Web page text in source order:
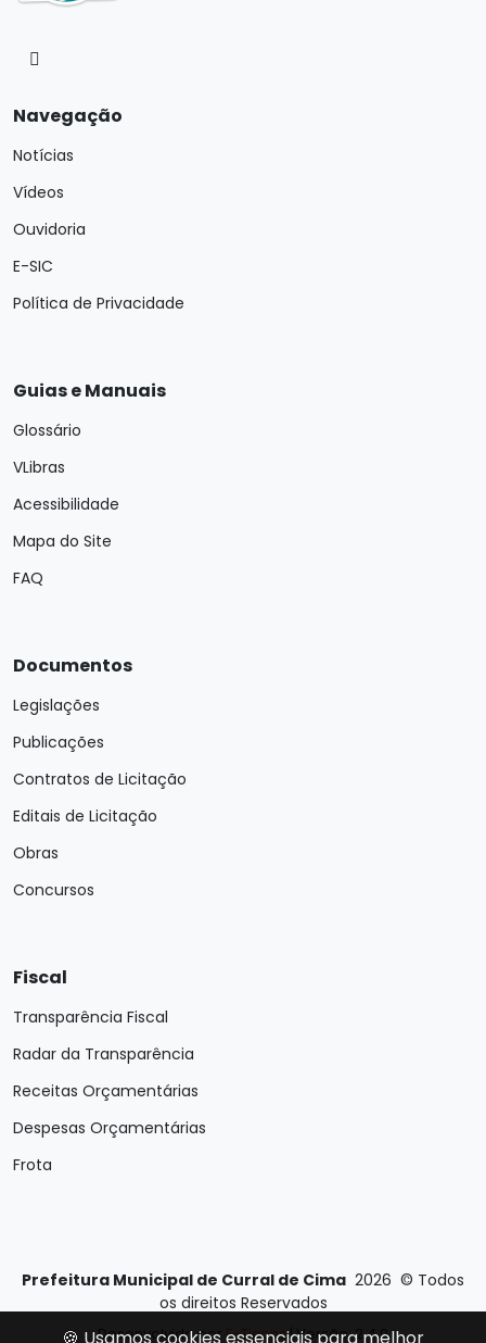
Navegação
Notícias
Vídeos
Ouvidoria
E-SIC
Política de Privacidade
Guias e Manuais
Glossário
VLibras
Acessibilidade
Mapa do Site
FAQ
Documentos
Legislações
Publicações
Contratos de Licitação
Editais de Licitação
Obras
Concursos
Fiscal
Transparência Fiscal
Radar da Transparência
Receitas Orçamentárias
Despesas Orçamentárias
Frota
Prefeitura Municipal de Curral de Cima 2026 © Todos
os direitos Reservados
Desenvolvido por E-Ticons| Versão: 2.4.0